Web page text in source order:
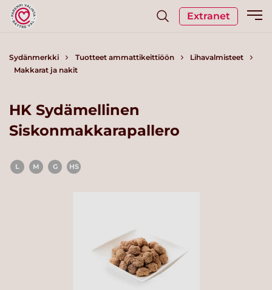
Extranet
Sydänmerkki Tuotteet ammattikeittiöön
Lihavalmisteet
Makkarat ja nakit
HK Sydämellinen
Siskonmakkarapallero
L M G HS